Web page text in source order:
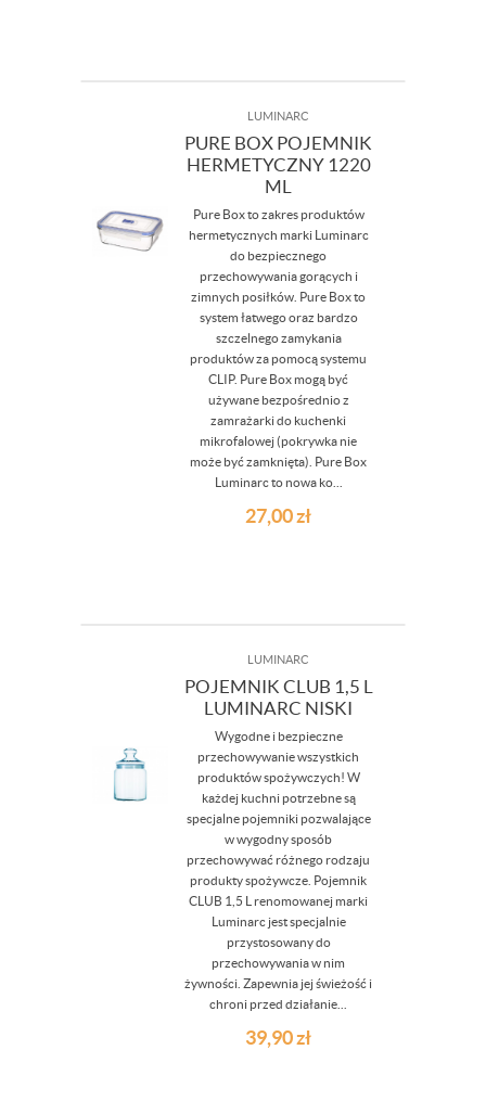
LUMINARC
PURE BOX POJEMNIK
HERMETYCZNY 1220
ML
Pure Box to zakres produktów
hermetycznych marki Luminarc
do bezpiecznego
przechowywania gorących i
zimnych posiłków. Pure Box to
system łatwego oraz bardzo
szczelnego zamykania
produktów za pomocą systemu
CLIP. Pure Box mogą być
używane bezpośrednio z
zamrażarki do kuchenki
mikrofalowej (pokrywka nie
może być zamknięta). Pure Box
Luminarc to nowa ko...
27,00zł
LUMINARC
POJEMNIK CLUB 1,5 L
LUMINARC NISKI
Wygodne i bezpieczne
przechowywanie wszystkich
produktów spożywczych! W
każdej kuchni potrzebne są
specjalne pojemniki pozwalające
w wygodny sposób
przechowywać różnego rodzaju
produkty spożywcze. Pojemnik
CLUB 1,5 L renomowanej marki
Luminarc jest specjalnie
przystosowany do
przechowywania w nim
żywności. Zapewnia jej świeżość i
chroni przed działanie...
39,90zł